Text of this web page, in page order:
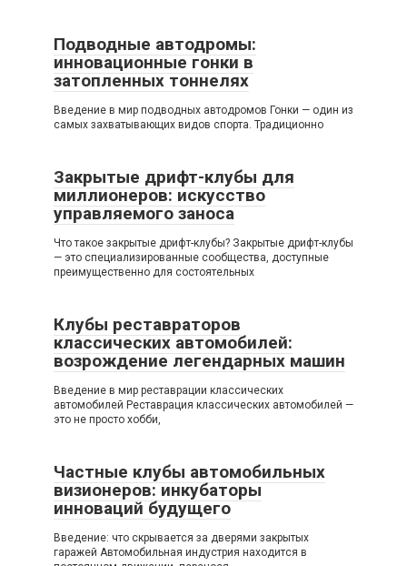
Подводные автодромы:
инновационные гонки в
затопленных тоннелях
Введение в мир подводных автодромов Гонки — один из
самых захватывающих видов спорта. Традиционно
Закрытые дрифт-клубы для
миллионеров: искусство
управляемого заноса
Что такое закрытые дрифт-клубы? Закрытые дрифт-клубы
— это специализированные сообщества, доступные
преимущественно для состоятельных
Клубы реставраторов
классических автомобилей:
возрождение легендарных машин
Введение в мир реставрации классических
автомобилей Реставрация классических автомобилей —
это не просто хобби,
Частные клубы автомобильных
визионеров: инкубаторы
инноваций будущего
Введение: что скрывается за дверями закрытых
гаражей Автомобильная индустрия находится в